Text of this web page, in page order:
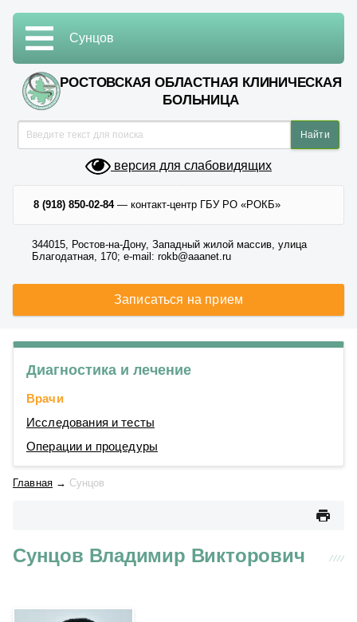
РОСТОВСКАЯ ОБЛАСТНАЯ КЛИНИЧЕСКАЯ
БОЛЬНИЦА
версия для слабовидящих
8 (918) 850-02-84— контакт-центр ГБУ РО «РОКБ»
344015, Ростов-на-Дону, Западный жилой массив, улица
Благодатная, 170; e-mail: rokb@aaanet.ru
Записаться на прием
Сунцов
Диагностика и лечение
Врачи
Исследования и тесты
Операции и процедуры
Главная → Сунцов
Сунцов Владимир Викторович